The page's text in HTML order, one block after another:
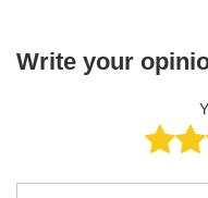
Write your